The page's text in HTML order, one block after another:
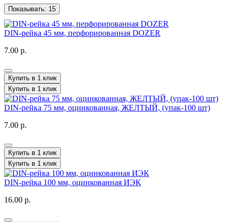
Показывать: 15
DIN-рейка 45 мм, перфорированная DOZER
7.00 р.
Купить в 1 клик
Купить в 1 клик
DIN-рейка 75 мм, оцинкованная, ЖЕЛТЫЙ, (упак-100 шт)
7.00 р.
Купить в 1 клик
Купить в 1 клик
DIN-рейка 100 мм, оцинкованная ИЭК
16.00 р.